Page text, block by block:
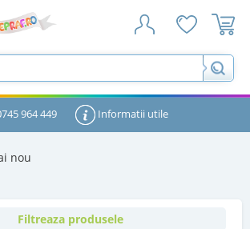
964 449 Informatii utile
nou
Filtreaza produsele